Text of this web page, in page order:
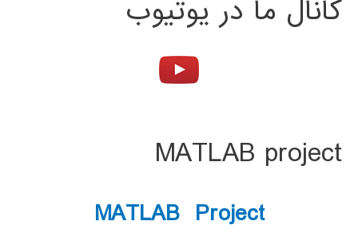
کانال ما در یوتیوب
MATLAB project
MATLAB Project